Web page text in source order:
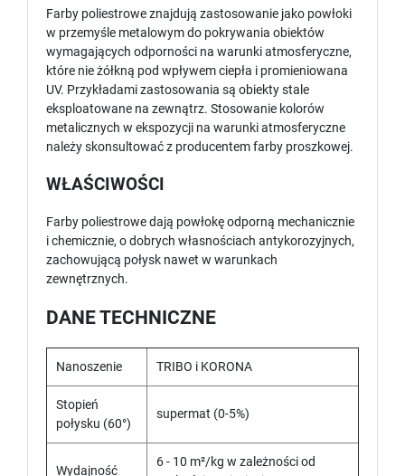
Farby poliestrowe znajdują zastosowanie jako powłoki
w przemyśle metalowym do pokrywania obiektów
wymagających odporności na warunki atmosferyczne,
które nie żółkną pod wpływem ciepła i promieniowana
UV. Przykładami zastosowania są obiekty stale
eksploatowane na zewnątrz. Stosowanie kolorów
metalicznych w ekspozycji na warunki atmosferyczne
należy skonsultować z producentem farby proszkowej.
WŁAŚCIWOŚCI
Farby poliestrowe dają powłokę odporną mechanicznie
i chemicznie, o dobrych własnościach antykorozyjnych,
zachowującą połysk nawet w warunkach
zewnętrznych.
DANE TECHNICZNE
Nanoszenie TRIBO i KORONA
Stopień
połysku (60°)
supermat (0-5%)
Wydajność
6 - 10 m²/kg w zależności od